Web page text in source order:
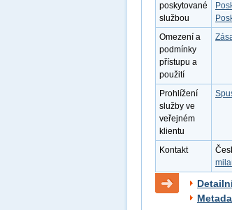
poskytované
službou
Omezení a
podmínky
přístupu a
použití
Prohlížení
služby ve
veřejném
klientu
Kontakt